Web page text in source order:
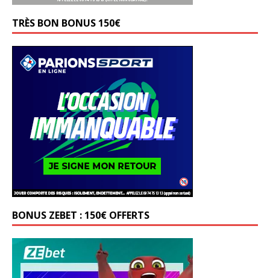
TRÈS BON BONUS 150€
BONUS ZEBET : 150€ OFFERTS